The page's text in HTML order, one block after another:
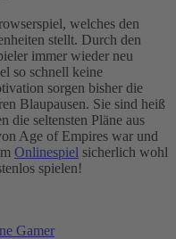
welches den
stellt. Durch den
immer wieder neu
so schnell keine
sorgen bisher die
Blaupausen. Sie sind heiß
die seltensten Pläne aus
Age of Empires war und
Onlinespiel sicherlich wohl
spielen!
Gamer